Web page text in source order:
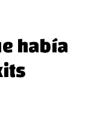
había